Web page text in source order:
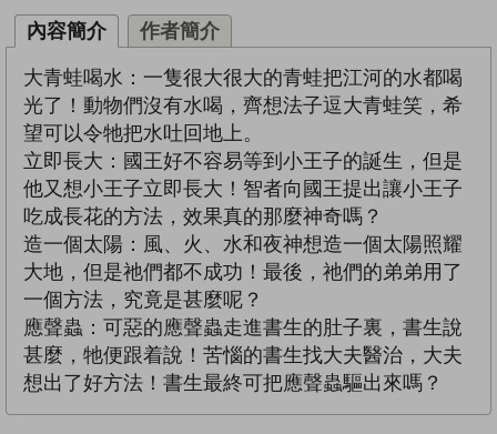
內容簡介 作者簡介
大青蛙喝水：一隻很大很大的青蛙把江河的水都喝
光了！動物們沒有水喝，齊想法子逗大青蛙笑，希
望可以令牠把水吐回地上。
立即長大：國王好不容易等到小王子的誕生，但是
他又想小王子立即長大！智者向國王提出讓小王子
吃成長花的方法，效果真的那麼神奇嗎？
造一個太陽：風、火、水和夜神想造一個太陽照耀
大地，但是祂們都不成功！最後，祂們的弟弟用了
一個方法，究竟是甚麼呢？
應聲蟲：可惡的應聲蟲走進書生的肚子裏，書生說
甚麼，牠便跟着說！苦惱的書生找大夫醫治，大夫
想出了好方法！書生最終可把應聲蟲驅出來嗎？